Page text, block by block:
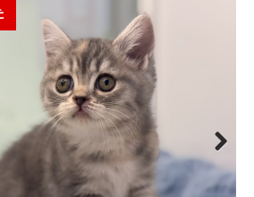
Next